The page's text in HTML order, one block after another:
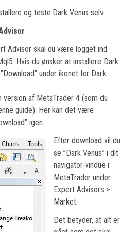
og teste Dark Venus selv.
Advisor skal du være logget ind
Hvis du ønsker at installere Dark
under ikonet for Dark
version af MetaTrader 4 (som du
guide). Her kan det være
igen.
Efter download vil du
se ”Dark Venus” i dit
navigator-vindue i
MetaTrader under
Expert Advisors >
Market.
Det betyder, at alt er